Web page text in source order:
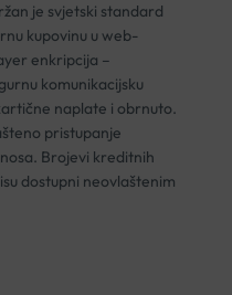
je svjetski standard
kupovinu u web-
enkripcija –
komunikacijsku
naplate i obrnuto.
pristupanje
Brojevi kreditnih
dostupni neovlaštenim